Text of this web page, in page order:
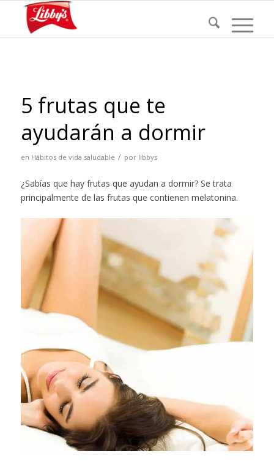
5 frutas que te
ayudarán a dormir
en Hábitos de vida saludable / por libbys
¿Sabías que hay frutas que ayudan a dormir? Se trata
principalmente de las frutas que contienen melatonina.